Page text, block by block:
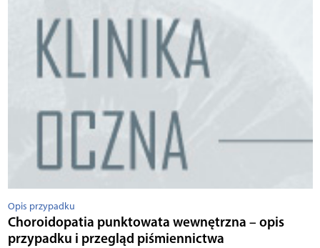
Opis przypadku
Choroidopatia punktowata wewnętrzna – opis
przypadku i przegląd piśmiennictwa